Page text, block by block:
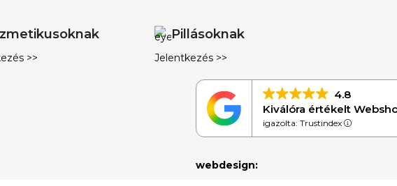
>>
Pillásoknak
Jelentkezés >>
4.8
Kiválóra értékelt
igazolta: Trustindex
webdesign: